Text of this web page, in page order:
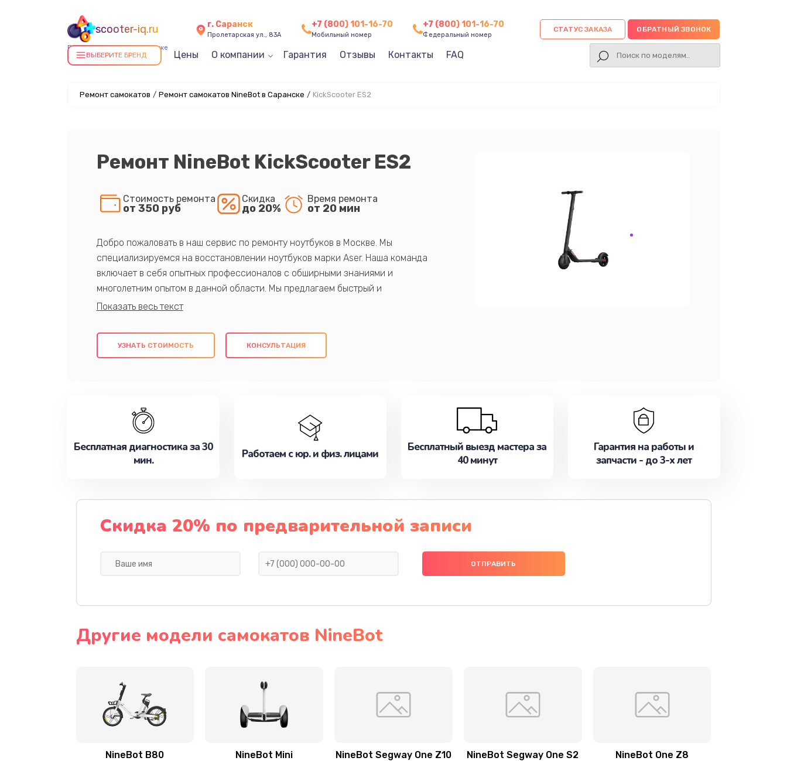
scooter-iq.ru
Ремонт самокатов в Саранске
г. Саранск
Пролетарская ул., 83А
+7 (800) 101-16-70
Мобильный номер
+7 (800) 101-16-70
Федеральный номер
СТАТУС ЗАКАЗА ОБРАТНЫЙ ЗВОНОК
ВЫБЕРИТЕ БРЕНД Цены О компании Гарантия Отзывы Контакты FAQ
Ремонт самокатов / Ремонт самокатов NineBot в Саранске / KickScooter ES2
Ремонт NineBot KickScooter ES2
Стоимость ремонта
от 350 руб
Скидка
до 20%
Время ремонта
от 20 мин
Добро пожаловать в наш сервис по ремонту ноутбуков в Москве. Мы
специализируемся на восстановлении ноутбуков марки Aser. Наша команда
включает в себя опытных профессионалов с обширными знаниями и
многолетним опытом в данной области. Мы предлагаем быстрый и
качественный ремонт с использованием оригинальных компонентов, а также
клиентам надежное и профессиональное обслуживание, удовлетворяя их
потребности наилучшим образом. Не медлите записаться на ремонт уже
УЗНАТЬ СТОИМОСТЬ КОНСУЛЬТАЦИЯ
Бесплатная диагностика за 30
мин.
Работаем с юр. и физ. лицами
Бесплатный выезд мастера за
40 минут
Гарантия на работы и
запчасти - до 3-х лет
Скидка 20% по предварительной записи
Другие модели самокатов NineBot
NineBot B80 NineBot Mini NineBot Segway One Z10 NineBot Segway One S2 NineBot One Z8